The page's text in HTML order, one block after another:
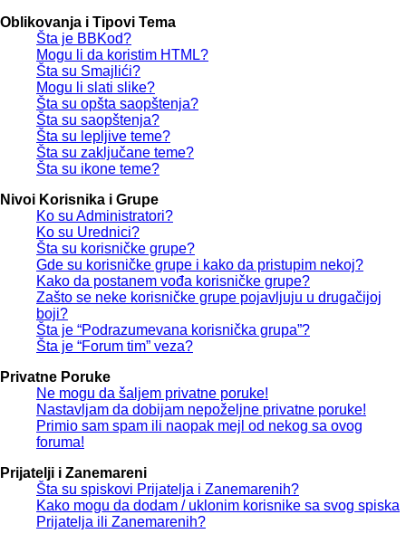
Oblikovanja i Tipovi Tema
Šta je BBKod?
Mogu li da koristim HTML?
Šta su Smajlići?
Mogu li slati slike?
Šta su opšta saopštenja?
Šta su saopštenja?
Šta su lepljive teme?
Šta su zaključane teme?
Šta su ikone teme?
Nivoi Korisnika i Grupe
Ko su Administratori?
Ko su Urednici?
Šta su korisničke grupe?
Gde su korisničke grupe i kako da pristupim nekoj?
Kako da postanem vođa korisničke grupe?
Zašto se neke korisničke grupe pojavljuju u drugačijoj
boji?
Šta je “Podrazumevana korisnička grupa”?
Šta je “Forum tim” veza?
Privatne Poruke
Ne mogu da šaljem privatne poruke!
Nastavljam da dobijam nepoželjne privatne poruke!
Primio sam spam ili naopak mejl od nekog sa ovog
foruma!
Prijatelji i Zanemareni
Šta su spiskovi Prijatelja i Zanemarenih?
Kako mogu da dodam / uklonim korisnike sa svog spiska
Prijatelja ili Zanemarenih?